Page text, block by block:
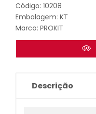
Código: 10208
Embalagem: KT
Marca: PROKIT
Descrição